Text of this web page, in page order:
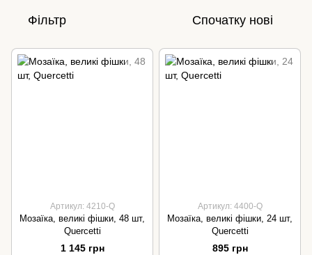
Фільтр Спочатку нові
Артикул: 4210-Q
Мозаїка, великі фішки, 48 шт,
Quercetti
1 145 грн
Артикул: 4400-Q
Мозаїка, великі фішки, 24 шт,
Quercetti
895 грн